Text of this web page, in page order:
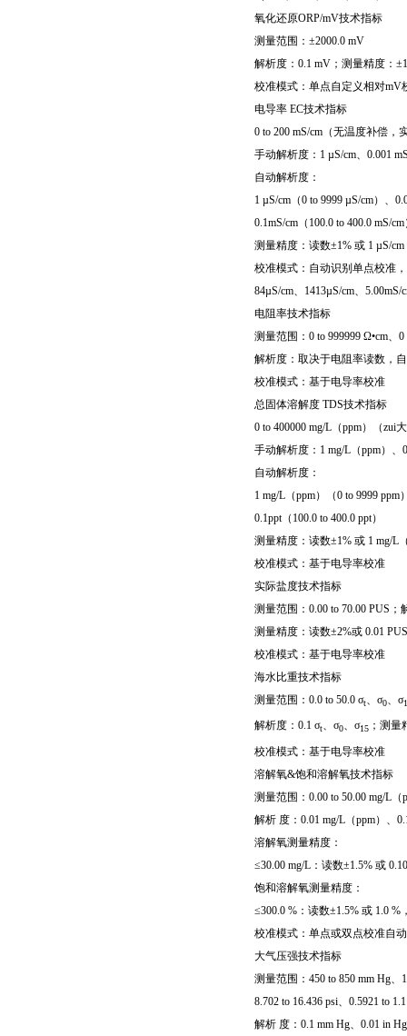
氧化还原ORP/mV技术指标
测量范围：±2000.0 mV
解析度：0.1 mV；测量精度：
校准模式：单点自定义相对mV
电导率 EC技术指标
0 to 200 mS/cm（无温度补偿，
手动解析度：1 µS/cm、0.001
自动解析度：
1 µS/cm（0 to 9999 µS/cm）、
0.1mS/cm（100.0 to 400.0 mS/
测量精度：读数±1% 或 1 µS/
校准模式：自动识别单点校准
84µS/cm、1413µS/cm、5.00mS/
电阻率技术指标
测量范围：0 to 999999 Ω•cm、
解析度：取决于电阻率读数，
校准模式：基于电导率校准
总固体溶解度 TDS技术指标
0 to 400000 mg/L（ppm）（zui
手动解析度：1 mg/L（ppm）、
自动解析度：
1 mg/L（ppm）（0 to 9999 ppm
0.1ppt（100.0 to 400.0 ppt）
测量精度：读数±1% 或 1 mg/L
校准模式：基于电导率校准
实际盐度技术指标
测量范围：0.00 to 70.00 PUS；
测量精度：读数±2%或 0.01
校准模式：基于电导率校准
海水比重技术指标
测量范围：0.0 to 50.0 σt、σ0、σ
解析度：0.1 σt、σ0、σ15 ；测量
校准模式：基于电导率校准
溶解氧&饱和溶解氧技术指标
测量范围：0.00 to 50.00 mg/L（
解析 度：0.01 mg/L（ppm）、
溶解氧测量精度：
≤30.00 mg/L：读数±1.5% 或
饱和溶解氧测量精度：
≤300.0 %：读数±1.5% 或 1.0
校准模式：单点或双点校准自
大气压强技术指标
测量范围：450 to 850 mm Hg、
8.702 to 16.436 psi、0.5921 to
解析 度：0.1 mm Hg、0.01 in